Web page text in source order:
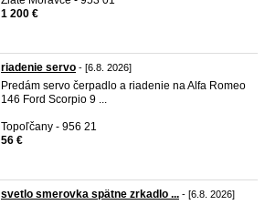
1 200 €
riadenie servo - [6.8. 2026]
Predám servo čerpadlo a riadenie na Alfa Romeo
146 Ford Scorpio 9 ...
Topoľčany - 956 21
56 €
svetlo smerovka spätne zrkadlo ... - [6.8. 2026]